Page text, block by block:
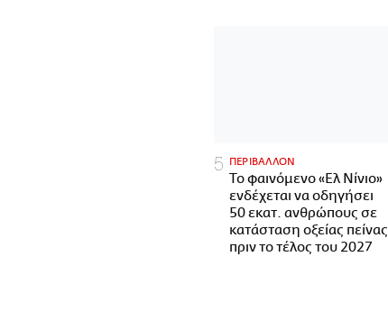
ΠΕΡΙΒΑΛΛΟΝ
Το φαινόμενο «Ελ Νίνιο»
ενδέχεται να οδηγήσει
50 εκατ. ανθρώπους σε
κατάσταση οξείας πείνας
πριν το τέλος του 2027